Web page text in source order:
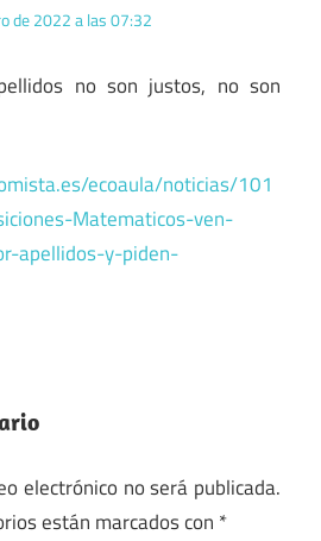
de 2022 a las 07:32
no son justos, no son
ecoaula/noticias/101
Matematicos-ven-
apellidos-y-piden-
electrónico no será publicada.
están marcados con *